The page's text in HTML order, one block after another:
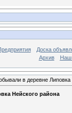
Доска
Архив
в деревне Липовка
Нейского района